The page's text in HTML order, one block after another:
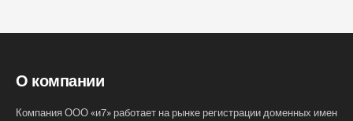
О компании
Компания ООО «и7» работает на рынке регистрации доменных имен